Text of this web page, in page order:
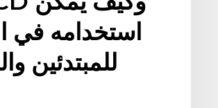
استخدامه في
للمبتدئين